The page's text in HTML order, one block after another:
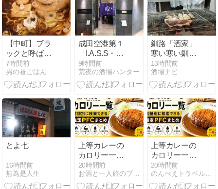
【中町】ブラ
ックと呼ばせ
ない塩っぱ旨
ラーメン
7時間前
男の昼ごはん
成田空港第１
「I.A.S.S・
SUPERIOR・
LOUNGE・希
和・ＮＯＡ」
9時間前
荒夜の酒場ハンター
釧路「酒家」
寒い寒い釧路
の夜は名物
『炉端焼き』
が、全てを丸
れる
13時間前
酒場ナビ
とよ七
16時間前
無為是人生
上等カレーの
カロリー一覧
｜店舗別に検
索できる推定
PFCまとめ
20時間前
お酒と一人旅のブログ
上等カレーの
カロリー一覧
｜店舗別に検
索できる推定
PFCまとめ
20時間前
のんべえトラベル | お酒と旅行が大好きな人